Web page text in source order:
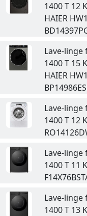
1400 T 12
HAIER
Lave-linge
1400 T 15
HAIER
Lave-linge
1400 T 12
Lave-linge
1400 T 11
Lave-linge
1400 T 13